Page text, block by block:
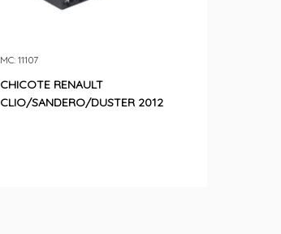
CHICOTE RENAULT
CLIO/SANDERO/DUSTER 2012
MC: 11107